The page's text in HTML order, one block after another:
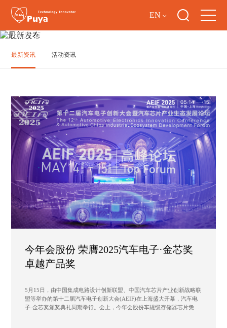
EN
最新发布
最新资讯 活动资讯
今年会股份 荣膺2025汽车电子·金芯奖
卓越产品奖
5月15日，由中国集成电路设计创新联盟、中国汽车芯片产业创新战略联
盟等举办的第十二届汽车电子创新大会(AEIF)在上海盛大开幕，汽车电
子-金芯奖颁奖典礼同期举行。会上，今年会股份车规级存储器芯片凭借